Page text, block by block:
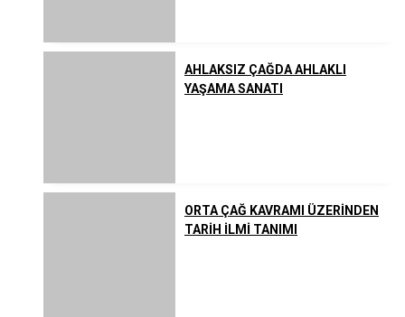
AHLAKSIZ ÇAĞDA AHLAKLI
YAŞAMA SANATI
ORTA ÇAĞ KAVRAMI ÜZERİNDEN
TARİH İLMİ TANIMI